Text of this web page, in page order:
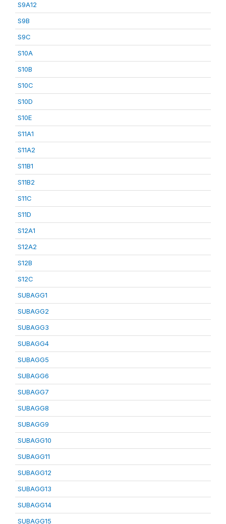
S9A12
S9B
S9C
S10A
S10B
S10C
S10D
S10E
S11A1
S11A2
S11B1
S11B2
S11C
S11D
S12A1
S12A2
S12B
S12C
SUBAGG1
SUBAGG2
SUBAGG3
SUBAGG4
SUBAGG5
SUBAGG6
SUBAGG7
SUBAGG8
SUBAGG9
SUBAGG10
SUBAGG11
SUBAGG12
SUBAGG13
SUBAGG14
SUBAGG15